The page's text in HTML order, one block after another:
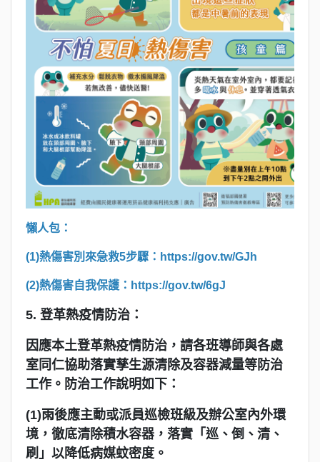
懶人包：
(1)熱傷害別來急救5步驟： https://gov.tw/GJh
(2)熱傷害自我保護： https://gov.tw/6gJ
5. 登革熱疫情防治：
因應本土登革熱疫情防治，請各班導師與各處
室同仁協助落實孳生源清除及容器減量等防治
工作。防治工作說明如下：
(1)雨後應主動或派員巡檢班級及辦公室內外環
境，徹底清除積水容器，落實「巡、倒、清、
刷」以降低病媒蚊密度。